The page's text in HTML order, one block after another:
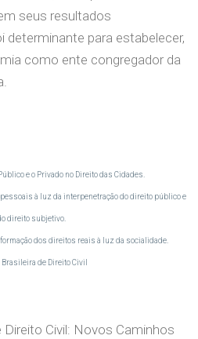
seus resultados
para estabelecer,
como ente congregador da
e o Privado no Direito das Cidades.
à luz da interpenetração do direito público e
direito subjetivo.
dos direitos reais à luz da socialidade.
de Direito Civil
Civil: Novos Caminhos